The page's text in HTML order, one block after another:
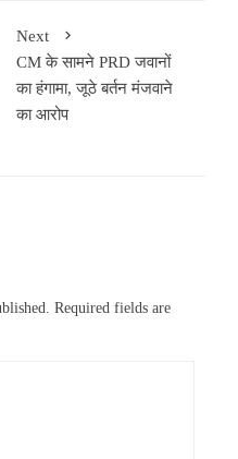
Next
CM के सामने PRD जवानों
का हंगामा, जूठे बर्तन मंजवाने
का आरोप
Required fields are